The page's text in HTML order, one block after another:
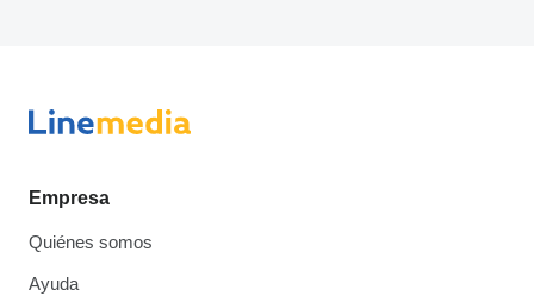
Empresa
Quiénes somos
Ayuda